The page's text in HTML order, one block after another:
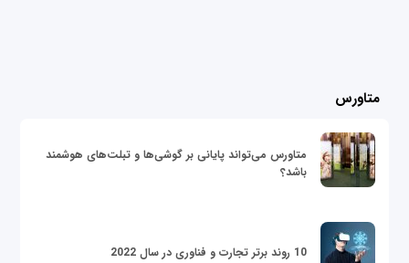
متاورس
متاورس می‌تواند پایانی بر گوشی‌ها و تبلت‌های هوشمند
باشد؟
10 روند برتر تجارت و فناوری در سال 2022